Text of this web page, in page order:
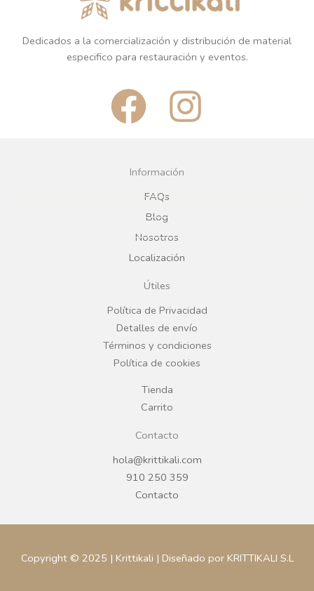
Dedicados a la comercialización y distribución de material
especifico para restauración y eventos.
F
a
c
e
b
o
o
k
I
n
g
r
a
Información
FAQs
Blog
Nosotros
Localización
Útiles
Política de Privacidad
Detalles de envío
Términos y condiciones
Política de cookies
Tienda
Carrito
Contacto
hola@krittikali.com
910 250 359
Contacto
Copyright © 2025 | Krittikali | Diseñado por KRITTIKALI S.L